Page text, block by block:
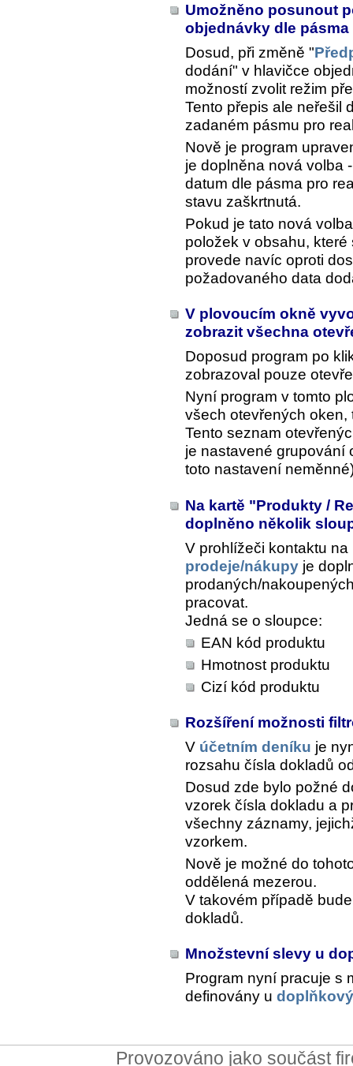
Umožněno posunout
objednávky dle
Dosud, při změně "
dodání" v hlavičce
možností zvolit režim
Tento přepis ale neřešil
zadaném pásmu pro
Nově je program
je doplněna nová volba
datum dle pásma pro
stavu zaškrtnutá.
Pokud je tato nová
položek v obsahu,
provede navíc oproti
požadovaného data
V plovoucím okně
zobrazit všechna
Doposud program po
zobrazoval pouze
Nyní program v tomto
všech otevřených
Tento seznam
je nastavené grupování
toto nastavení
Na kartě "Produkty /
doplněno několik
V prohlížeči kontaktu
prodeje/nákupy je
prodaných/
pracovat.
Jedná se o sloupce:
EAN kód produktu
Hmotnost produktu
Cizí kód produktu
Rozšíření možnosti
V účetním deníku je
rozsahu čísla dokladů
Dosud zde bylo požné
vzorek čísla dokladu a
všechny záznamy,
vzorkem.
Nově je možné do
oddělená mezerou.
V takovém případě
dokladů.
Množstevní slevy u
Program nyní pracuje s
definovány u
Provozováno jako součást